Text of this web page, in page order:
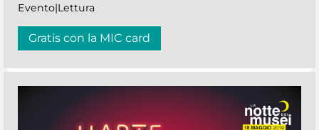
Evento|Lettura
Gratis con la MIC card